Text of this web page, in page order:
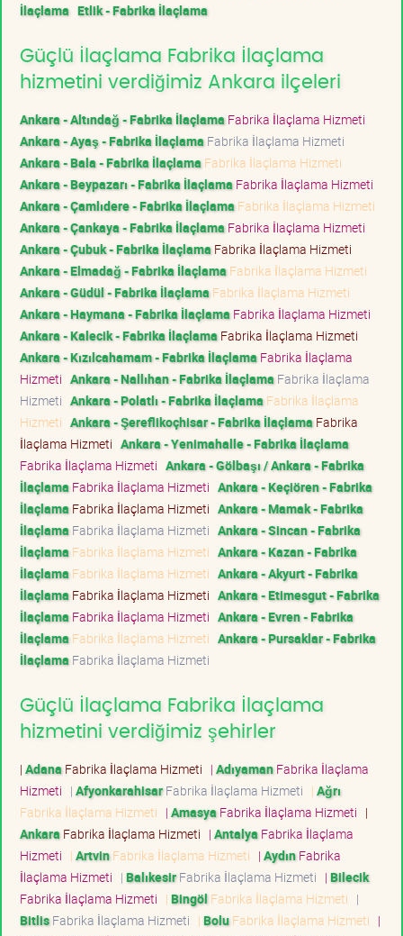
İlaçlama Etlik - Fabrika İlaçlama
Güçlü İlaçlama Fabrika İlaçlama
hizmetini verdiğimiz Ankara ilçeleri
Ankara - Altındağ - Fabrika İlaçlama Fabrika İlaçlama Hizmeti
Ankara - Ayaş - Fabrika İlaçlama Fabrika İlaçlama Hizmeti
Ankara - Bala - Fabrika İlaçlama Fabrika İlaçlama Hizmeti
Ankara - Beypazarı - Fabrika İlaçlama Fabrika İlaçlama Hizmeti
Ankara - Çamlıdere - Fabrika İlaçlama Fabrika İlaçlama Hizmeti
Ankara - Çankaya - Fabrika İlaçlama Fabrika İlaçlama Hizmeti
Ankara - Çubuk - Fabrika İlaçlama Fabrika İlaçlama Hizmeti
Ankara - Elmadağ - Fabrika İlaçlama Fabrika İlaçlama Hizmeti
Ankara - Güdül - Fabrika İlaçlama Fabrika İlaçlama Hizmeti
Ankara - Haymana - Fabrika İlaçlama Fabrika İlaçlama Hizmeti
Ankara - Kalecik - Fabrika İlaçlama Fabrika İlaçlama Hizmeti
Ankara - Kızılcahamam - Fabrika İlaçlama Fabrika İlaçlama
Hizmeti Ankara - Nallıhan - Fabrika İlaçlama Fabrika İlaçlama
Hizmeti Ankara - Polatlı - Fabrika İlaçlama Fabrika İlaçlama
Hizmeti Ankara - Şereflikoçhisar - Fabrika İlaçlama Fabrika
İlaçlama Hizmeti Ankara - Yenimahalle - Fabrika İlaçlama
Fabrika İlaçlama Hizmeti Ankara - Gölbaşı / Ankara - Fabrika
İlaçlama Fabrika İlaçlama Hizmeti Ankara - Keçiören - Fabrika
İlaçlama Fabrika İlaçlama Hizmeti Ankara - Mamak - Fabrika
İlaçlama Fabrika İlaçlama Hizmeti Ankara - Sincan - Fabrika
İlaçlama Fabrika İlaçlama Hizmeti Ankara - Kazan - Fabrika
İlaçlama Fabrika İlaçlama Hizmeti Ankara - Akyurt - Fabrika
İlaçlama Fabrika İlaçlama Hizmeti Ankara - Etimesgut - Fabrika
İlaçlama Fabrika İlaçlama Hizmeti Ankara - Evren - Fabrika
İlaçlama Fabrika İlaçlama Hizmeti Ankara - Pursaklar - Fabrika
İlaçlama Fabrika İlaçlama Hizmeti
Güçlü İlaçlama Fabrika İlaçlama
hizmetini verdiğimiz şehirler
| Adana Fabrika İlaçlama Hizmeti | AdıyamanFabrika İlaçlama
Hizmeti | AfyonkarahisarFabrika İlaçlama Hizmeti | Ağrı
Fabrika İlaçlama Hizmeti | Amasya Fabrika İlaçlama Hizmeti |
Ankara Fabrika İlaçlama Hizmeti | Antalya Fabrika İlaçlama
Hizmeti | ArtvinFabrika İlaçlama Hizmeti | AydınFabrika
İlaçlama Hizmeti | BalıkesirFabrika İlaçlama Hizmeti | Bilecik
Fabrika İlaçlama Hizmeti | Bingöl Fabrika İlaçlama Hizmeti |
BitlisFabrika İlaçlama Hizmeti | BoluFabrika İlaçlama Hizmeti |